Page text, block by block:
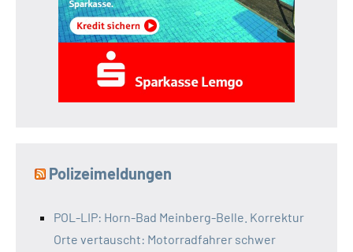
Polizeimeldungen
POL-LIP: Horn-Bad Meinberg-Belle. Korrektur
Orte vertauscht: Motorradfahrer schwer